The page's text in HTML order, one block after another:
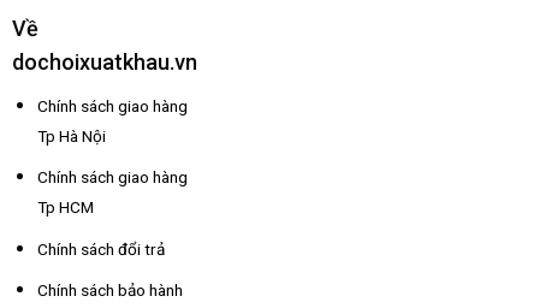
Về
dochoixuatkhau.vn
Chính sách giao hàng
Tp Hà Nội
Chính sách giao hàng
Tp HCM
Chính sách đổi trả
Chính sách bảo hành